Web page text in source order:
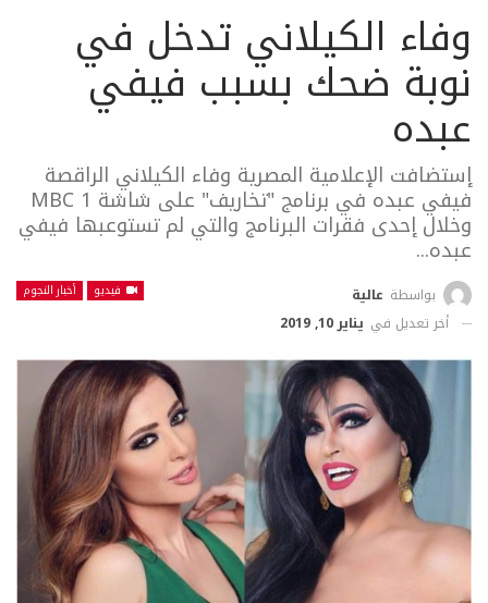
وفاء الكيلاني تدخل في
نوبة ضحك بسبب فيفي
عبده
إستضافت الإعلامية المصرية وفاء الكيلاني الراقصة
فيفي عبده في برنامج "تخاريف" على شاشة MBC 1
وخلال إحدى فقرات البرنامج والتي لم تستوعبها فيفي
عبده...
فيديو أخبار النجوم بواسطة عالية
أخر تعديل في يناير 10, 2019